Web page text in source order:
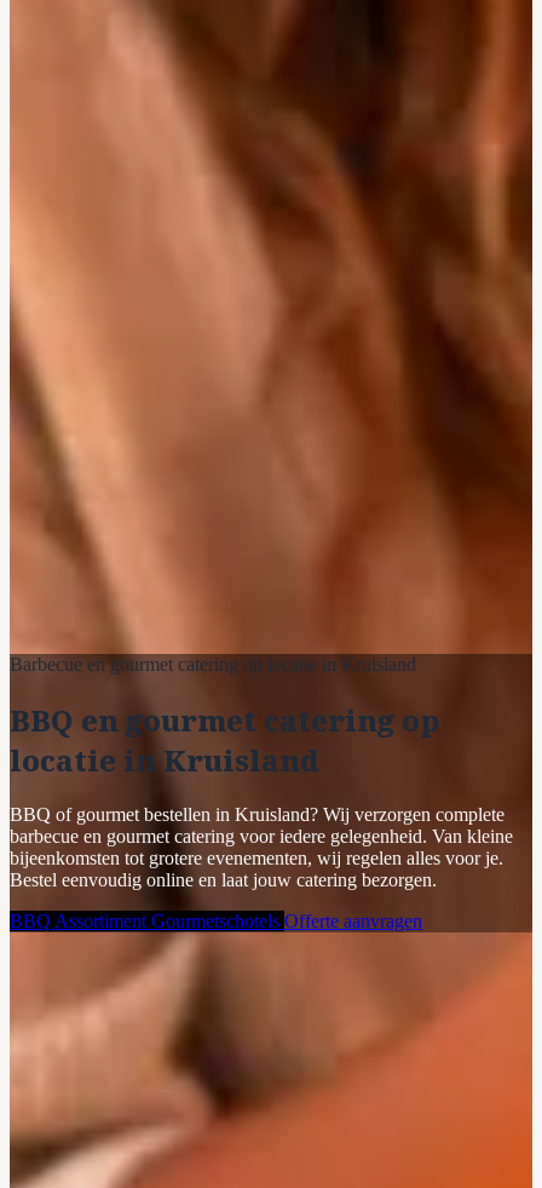
Barbecue en gourmet catering op locatie in Kruisland
BBQ en gourmet catering op
locatie in Kruisland
BBQ of gourmet bestellen in Kruisland? Wij verzorgen complete
barbecue en gourmet catering voor iedere gelegenheid. Van kleine
bijeenkomsten tot grotere evenementen, wij regelen alles voor je.
Bestel eenvoudig online en laat jouw catering bezorgen.
BBQ Assortiment Gourmetschotels Offerte aanvragen